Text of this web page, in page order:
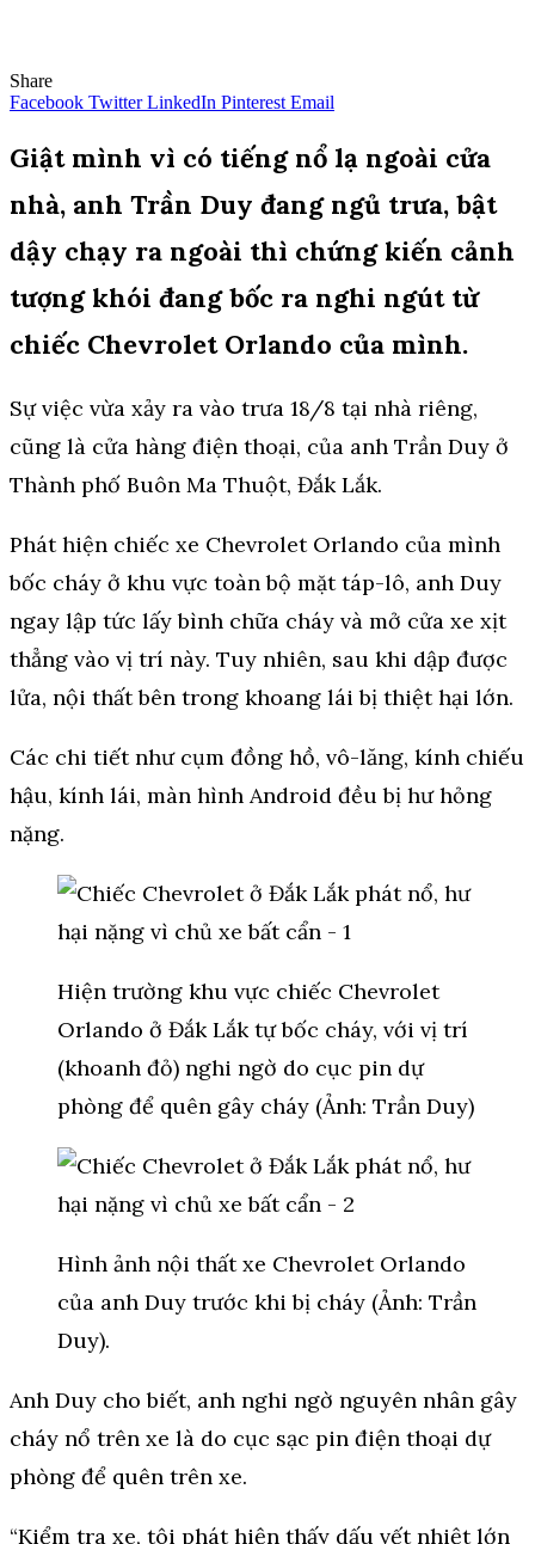
Share
Facebook Twitter LinkedIn Pinterest Email
Giật mình vì có tiếng nổ lạ ngoài cửa
nhà, anh Trần Duy đang ngủ trưa, bật
dậy chạy ra ngoài thì chứng kiến cảnh
tượng khói đang bốc ra nghi ngút từ
chiếc Chevrolet Orlando của mình.
Sự việc vừa xảy ra vào trưa 18/8 tại nhà riêng,
cũng là cửa hàng điện thoại, của anh Trần Duy ở
Thành phố Buôn Ma Thuột, Đắk Lắk.
Phát hiện chiếc xe Chevrolet Orlando của mình
bốc cháy ở khu vực toàn bộ mặt táp-lô, anh Duy
ngay lập tức lấy bình chữa cháy và mở cửa xe xịt
thẳng vào vị trí này. Tuy nhiên, sau khi dập được
lửa, nội thất bên trong khoang lái bị thiệt hại lớn.
Các chi tiết như cụm đồng hồ, vô-lăng, kính chiếu
hậu, kính lái, màn hình Android đều bị hư hỏng
nặng.
Hiện trường khu vực chiếc Chevrolet
Orlando ở Đắk Lắk tự bốc cháy, với vị trí
(khoanh đỏ) nghi ngờ do cục pin dự
phòng để quên gây cháy (Ảnh: Trần Duy)
Hình ảnh nội thất xe Chevrolet Orlando
của anh Duy trước khi bị cháy (Ảnh: Trần
Duy).
Anh Duy cho biết, anh nghi ngờ nguyên nhân gây
cháy nổ trên xe là do cục sạc pin điện thoại dự
phòng để quên trên xe.
“Kiểm tra xe, tôi phát hiện thấy dấu vết nhiệt lớn